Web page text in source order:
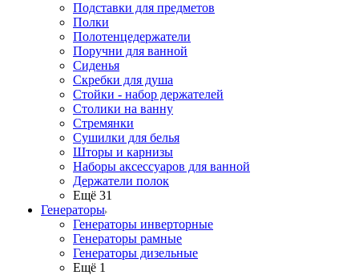
Подставки для предметов
Полки
Полотенцедержатели
Поручни для ванной
Сиденья
Скребки для душа
Стойки - набор держателей
Столики на ванну
Стремянки
Сушилки для белья
Шторы и карнизы
Наборы аксессуаров для ванной
Держатели полок
Ещё 31
Генераторы
Генераторы инверторные
Генераторы рамные
Генераторы дизельные
Ещё 1